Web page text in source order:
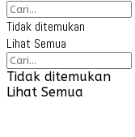
Tidak ditemukan
Lihat Semua
Tidak ditemukan
Lihat Semua